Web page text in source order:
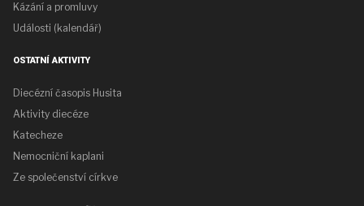
Kázání a promluvy
Události (kalendář)
OSTATNÍ AKTIVITY
Diecézní časopis Husita
Aktivity diecéze
Katecheze
Nemocniční kaplani
Ze společenství církve